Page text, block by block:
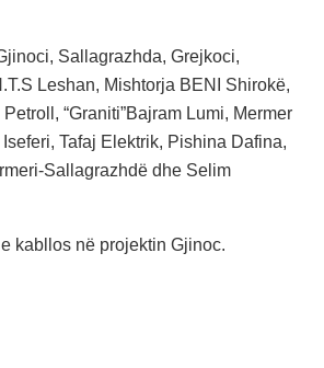
Sallagrazhda, Grejkoci,
Leshan, Mishtorja BENI Shirokë,
“Graniti”Bajram Lumi, Mermer
Tafaj Elektrik, Pishina Dafina,
Sallagrazhdë dhe Selim
kabllos në projektin Gjinoc.